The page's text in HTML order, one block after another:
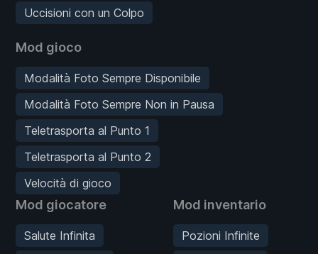
Uccisioni con un Colpo
Mod gioco
Modalità Foto Sempre Disponibile
Modalità Foto Sempre Non in Pausa
Teletrasporta al Punto 1
Teletrasporta al Punto 2
Velocità di gioco
Mod giocatore
Salute Infinita
Mod inventario
Pozioni Infinite